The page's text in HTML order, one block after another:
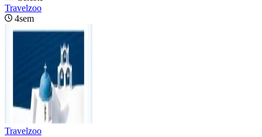
Travelzoo
4sem
Travelzoo